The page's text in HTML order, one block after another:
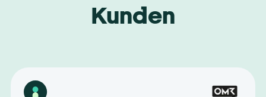
Kunden